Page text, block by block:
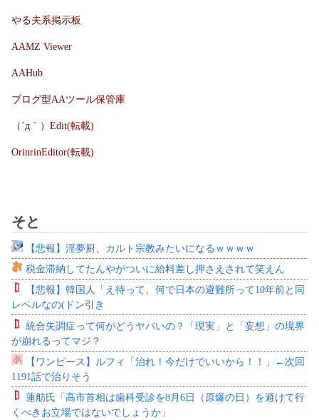
やる夫系掲示板
AAMZ Viewer
AAHub
ブログ型AAツール保管庫
（´д｀）Edit(転載)
OrinrinEditor(転載)
そと
【悲報】淫夢厨、カルト宗教みたいになるｗｗｗｗ
税金滞納してたんやがついに給料差し押さえされて笑えん
【悲報】韓国人「え待って、何で日本の避難所って10年前と同
レベルなの(ドン引き
統合失調症って何がどうヤバいの？「現実」と「妄想」の境界
が崩れるってマジ？
【ワンピース】ルフィ「治れ！今だけでいいから！！」←次回
1191話で治りそう
蓮舫氏「高市首相は歯科受診を8月6日（原爆の日）を避けて行
くべきお立場ではないでしょうか」